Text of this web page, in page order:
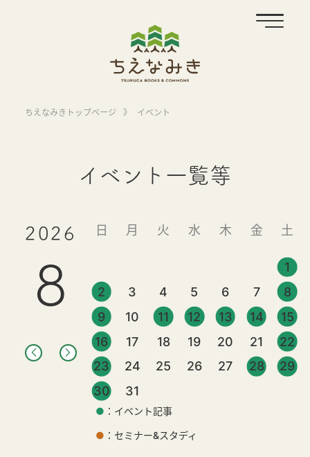
ちえなみきトップページ 》 イベント
イベント一覧等
2026
8
日 月 火 水 木 金 土
1
2
3 4 5 6 7
8
9
10 11 12 13 14
15
16
17 18 19 20 21
22
23
24 25 26 27 28
29
30
31
● ：イベント記事
● ：セミナー&スタディ